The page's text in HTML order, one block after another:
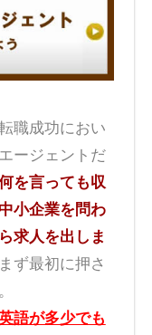
職成功におい
ージェントだ
を言っても収
小企業を問わ
求人を出しま
ず最初に押さ
語が多少でも